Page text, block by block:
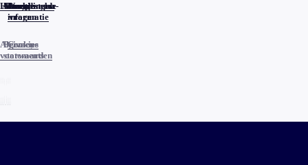
Home
Actueel
Uitzendingen
Reacties
Programma-
informatie
Veelgestelde
vragen
Algemene
voorwaarden
Privacy
statements
Cookies